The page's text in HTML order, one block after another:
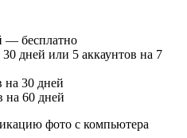
— бесплатно
дней или 5 аккаунтов на 7
на 30 дней
на 60 дней
фото с компьютера